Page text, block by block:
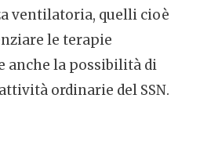
ventilatoria, quelli cioè
le terapie
anche la possibilità di
ordinarie del SSN.